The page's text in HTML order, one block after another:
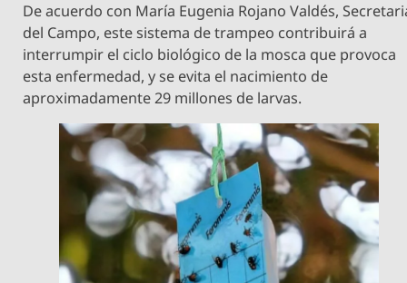
De acuerdo con María Eugenia Rojano Valdés,
del Campo, este sistema de trampeo contribuirá a
interrumpir el ciclo biológico de la mosca que provoca
esta enfermedad, y se evita el nacimiento de
aproximadamente 29 millones de larvas.